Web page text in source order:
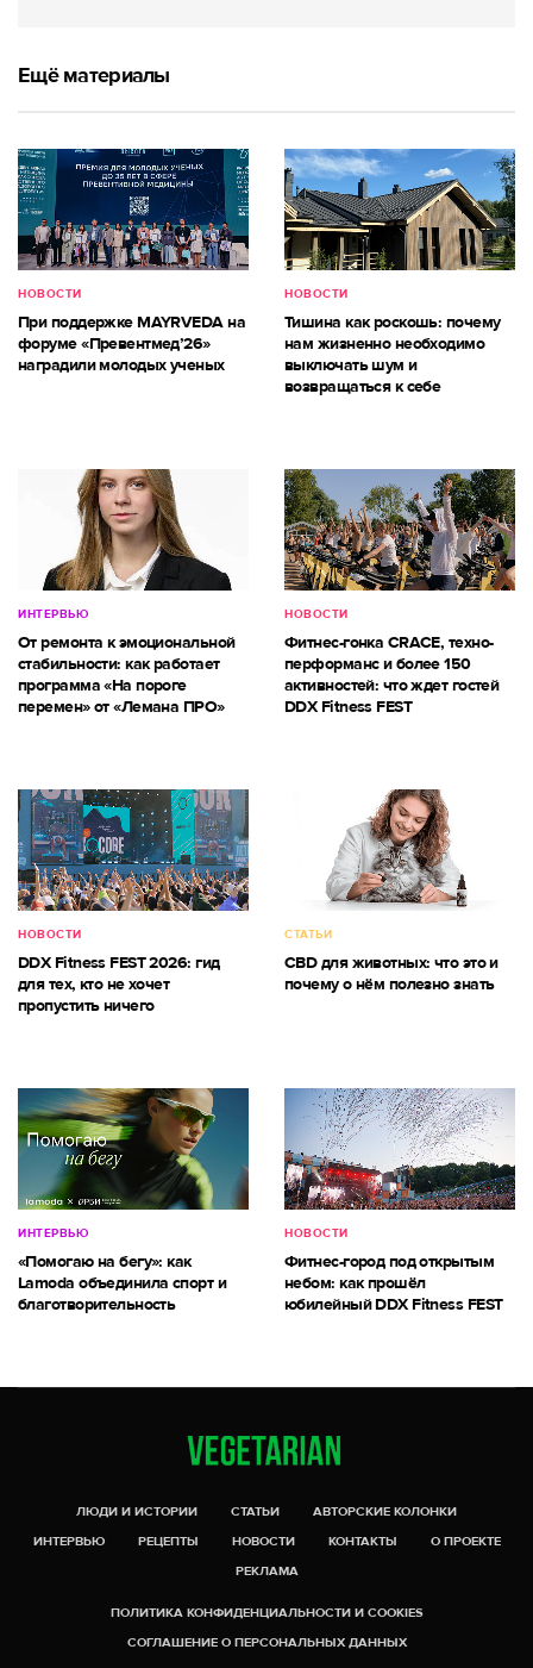
Ещё материалы
НОВОСТИ
При поддержке MAYRVEDA на
форуме «Превентмед’26»
наградили молодых ученых
НОВОСТИ
Тишина как роскошь: почему
нам жизненно необходимо
выключать шум и
возвращаться к себе
ИНТЕРВЬЮ
От ремонта к эмоциональной
стабильности: как работает
программа «На пороге
перемен» от «Лемана ПРО»
НОВОСТИ
Фитнес-гонка CRACE, техно-
перформанс и более 150
активностей: что ждет гостей
DDX Fitness FEST
НОВОСТИ
DDX Fitness FEST 2026: гид
для тех, кто не хочет
пропустить ничего
СТАТЬИ
CBD для животных: что это и
почему о нём полезно знать
ИНТЕРВЬЮ
«Помогаю на бегу»: как
Lamoda объединила спорт и
благотворительность
НОВОСТИ
Фитнес-город под открытым
небом: как прошёл
юбилейный DDX Fitness FEST
ЛЮДИ И ИСТОРИИ СТАТЬИ
АВТОРСКИЕ КОЛОНКИ
ИНТЕРВЬЮ
РЕЦЕПТЫ НОВОСТИ КОНТАКТЫ
О ПРОЕКТЕ
РЕКЛАМА
ПОЛИТИКА КОНФИДЕНЦИАЛЬНОСТИ И COOKIES
СОГЛАШЕНИЕ О ПЕРСОНАЛЬНЫХ ДАННЫХ